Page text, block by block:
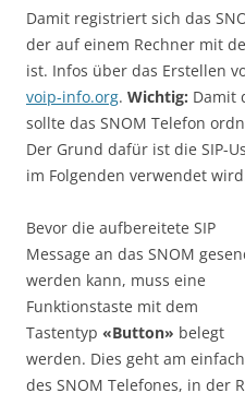
Damit registriert sich das
der auf einem Rechner mit
ist. Infos über das Erstellen
voip-info.org. Wichtig: Damit
sollte das SNOM Telefon
Der Grund dafür ist die SIP-
im Folgenden verwendet
Bevor die aufbereitete SIP
Message an das SNOM
werden kann, muss eine
Funktionstaste mit dem
Tastentyp «Button» belegt
werden. Dies geht am
des SNOM Telefones, in der